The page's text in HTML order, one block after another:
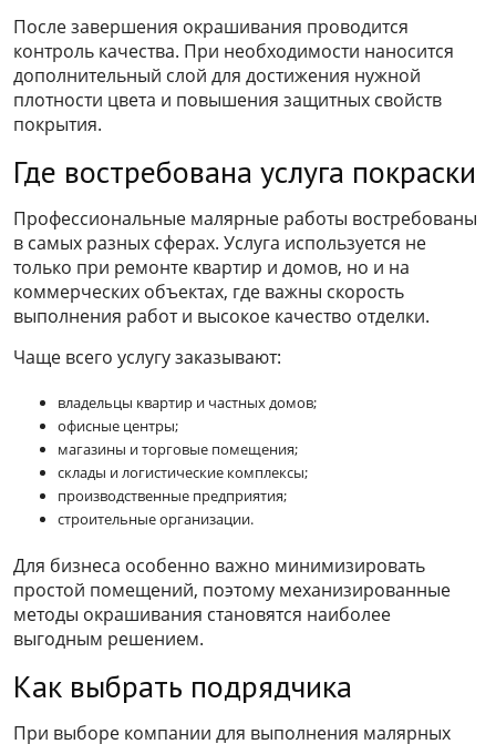
После завершения окрашивания проводится
контроль качества. При необходимости наносится
дополнительный слой для достижения нужной
плотности цвета и повышения защитных свойств
покрытия.
Где востребована услуга покраски
Профессиональные малярные работы востребованы
в самых разных сферах. Услуга используется не
только при ремонте квартир и домов, но и на
коммерческих объектах, где важны скорость
выполнения работ и высокое качество отделки.
Чаще всего услугу заказывают:
владельцы квартир и частных домов;
офисные центры;
магазины и торговые помещения;
склады и логистические комплексы;
производственные предприятия;
строительные организации.
Для бизнеса особенно важно минимизировать
простой помещений, поэтому механизированные
методы окрашивания становятся наиболее
выгодным решением.
Как выбрать подрядчика
При выборе компании для выполнения малярных